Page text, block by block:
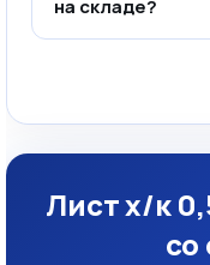
на складе?
Лист х/к
со